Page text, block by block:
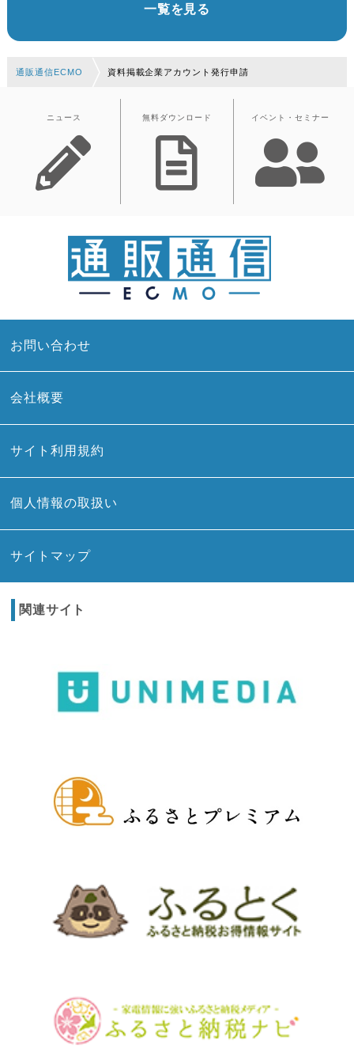
一覧を見る
通販通信ECMO 資料掲載企業アカウント発行申請
ニュース 無料ダウンロード イベント・セミナー
お問い合わせ
会社概要
サイト利用規約
個人情報の取扱い
サイトマップ
関連サイト